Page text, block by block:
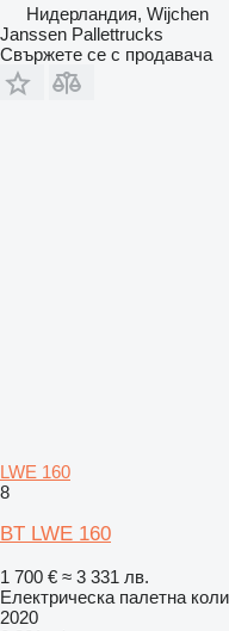
Нидерландия, Wijchen
Janssen Pallettrucks
Свържете се с продавача
LWE 160
8
BT LWE 160
1 700 € ≈ 3 331 лв.
Електрическа палетна
2020